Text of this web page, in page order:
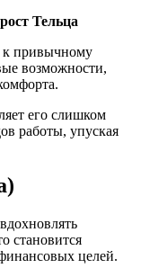
Тельца
к привычному
возможности,
его слишком
работы, упуская
становится
целей.